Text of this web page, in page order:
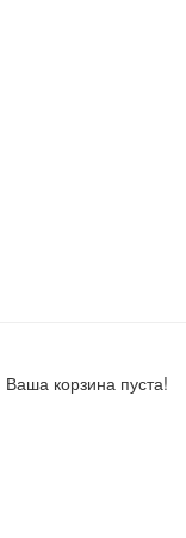
Ваша корзина пуста!